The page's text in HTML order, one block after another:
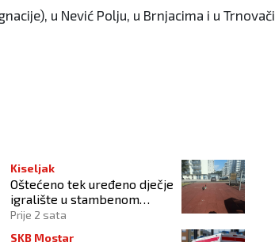
u Nević Polju, u Brnjacima i u Trnovači.
Kiseljak
Oštećeno tek uređeno dječje
igralište u stambenom
naselju
Prije 2 sata
SKB Mostar